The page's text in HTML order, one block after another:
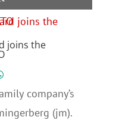
joins the
company’s
(jm).